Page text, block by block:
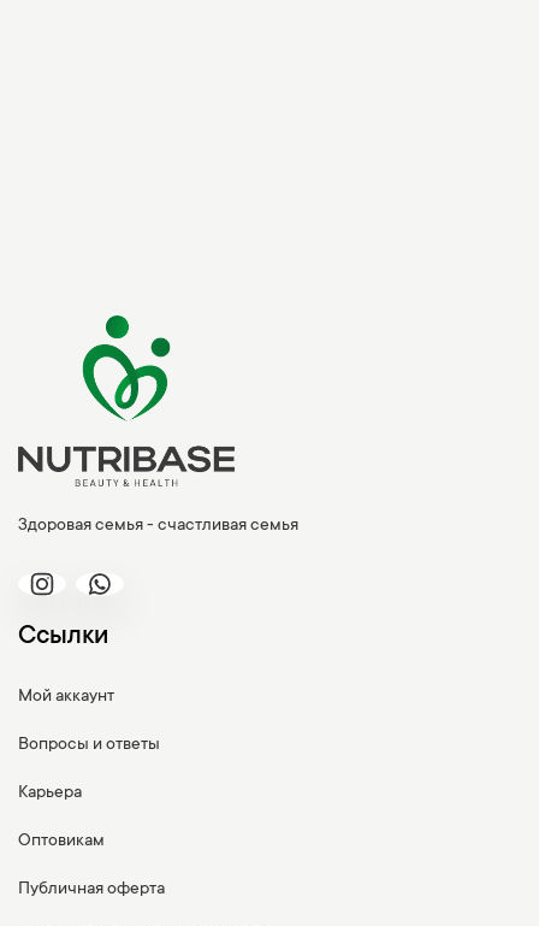
Здоровая семья - счастливая семья
Ссылки
Мой аккаунт
Вопросы и ответы
Карьера
Оптовикам
Публичная оферта